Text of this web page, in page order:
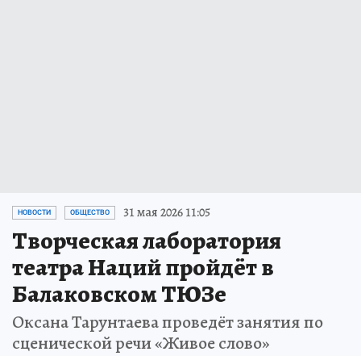
НОВОСТИ ОБЩЕСТВО 31 мая 2026 11:05
Творческая лаборатория
театра Наций пройдёт в
Балаковском ТЮЗе
Оксана Тарунтаева проведёт занятия по
сценической речи «Живое слово»